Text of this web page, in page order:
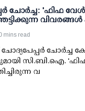
ചോര്‍ച്ച: 'ഫിഫ
ഞെട്ടിക്കുന്ന
mins read
ചോദ്യപേപ്പര്‍ ചോര്‍ച്ച
സി.ബി.ഐ. 'ഫിഫ
വ